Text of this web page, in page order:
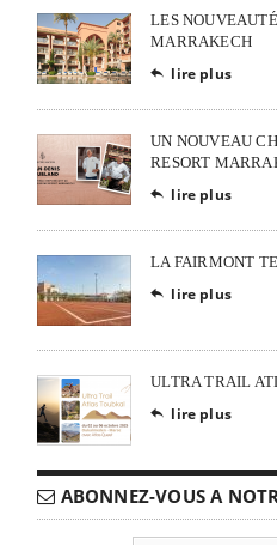
LES
MARRAKECH
 lire plus
UN NOUVEAU
RESORT
 lire plus
LA FAIRMONT
 lire plus
ULTRA TRAIL
 lire plus
ABONNEZ-VOUS A